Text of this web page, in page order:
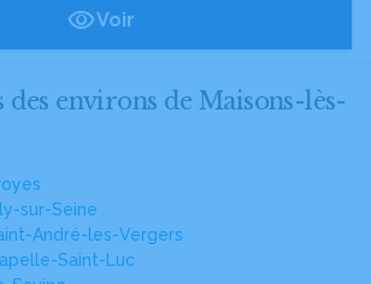
Voir
des environs de Maisons-lès-
sur-Seine
André-les-Vergers
Saint-Luc